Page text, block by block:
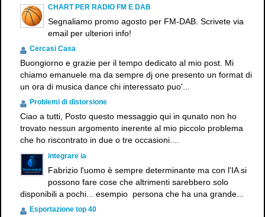
CHART PER RADIO FM E DAB
Segnaliamo promo agosto per FM-DAB. Scrivete via
email per ulteriori info!
Cercasi Casa
Buongiorno e grazie per il tempo dedicato al mio post. Mi
chiamo emanuele ma da sempre dj one presento un format di
un ora di musica dance chi interessato puo'...
Problemi di distorsione
Ciao a tutti, Posto questo messaggio qui in qunato non ho
trovato nessun argomento inerente al mio piccolo problema
che ho riscontrato in due o tre occasioni....
integrare ia
Fabrizio l'uomo è sempre determinante ma con l'IA si
possono fare cose che altrimenti sarebbero solo
disponibili a pochi... esempio persona che ha una grande...
Esportazione top 40